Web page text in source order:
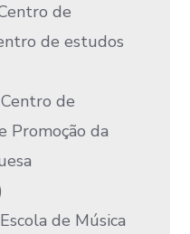
de
de estudos
de
Promoção da
de Música